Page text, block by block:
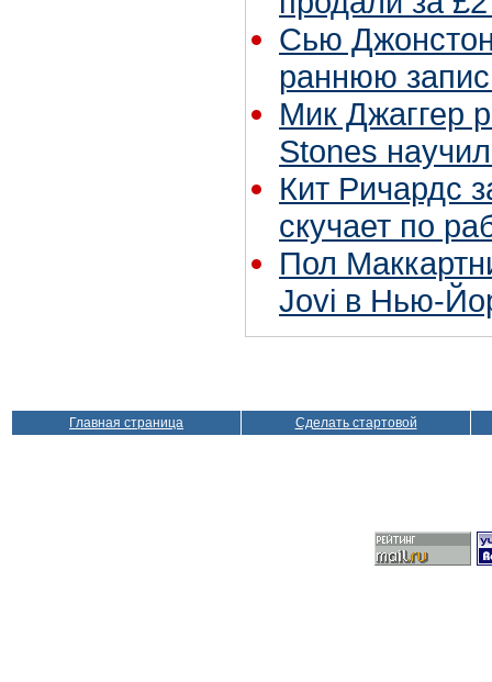
Сью
раннюю
Мик Джаггер
Stones
Кит Ричардс
скучает по
Пол
Jovi в Нью-
Главная страница Сделать стартовой